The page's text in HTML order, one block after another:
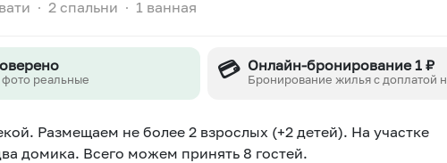
∙ 2 спальни ∙ 1 ванная
реальные 💳 Онлайн-бронирование 1 ₽
Бронирование жилья с доплатой
Размещаем не более 2 взрослых (+2 детей). На участке
домика. Всего можем принять 8 гостей.